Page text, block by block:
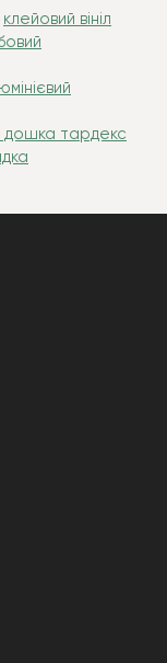
клейовий вініл
тардекс